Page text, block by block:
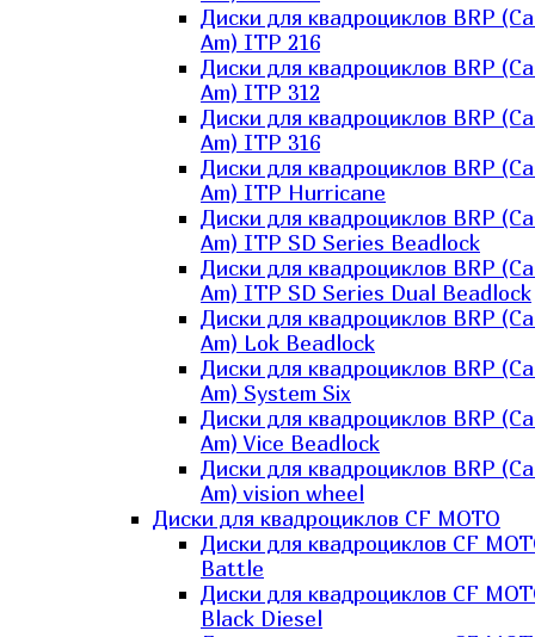
Диски для квадроциклов BRP
Am) ITP 216
Диски для квадроциклов BRP
Am) ITP 312
Диски для квадроциклов BRP
Am) ITP 316
Диски для квадроциклов BRP
Am) ITP Hurricane
Диски для квадроциклов BRP
Am) ITP SD Series Beadlock
Диски для квадроциклов BRP
Am) ITP SD Series Dual Beadlock
Диски для квадроциклов BRP
Am) Lok Beadlock
Диски для квадроциклов BRP
Am) System Six
Диски для квадроциклов BRP
Am) Vice Beadlock
Диски для квадроциклов BRP
Am) vision wheel
Диски для квадроциклов CF MOTO
Диски для квадроциклов CF
Battle
Диски для квадроциклов CF
Black Diesel